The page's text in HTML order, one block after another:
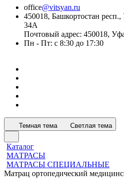
office@vitsyan.ru
450018, Башкортостан
34А
Почтовый адрес: 450018, Уфа
Пн - Пт: с 8:30 до 17:30
Темная тема Светлая тема
Каталог
МАТРАСЫ
МАТРАСЫ СПЕЦИАЛЬНЫЕ
Матрац ортопедический